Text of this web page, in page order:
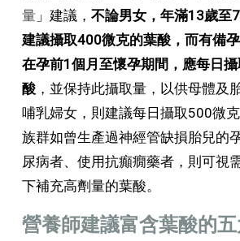
量 」建議， 不論男女，年滿13歲至
建議攝取400微克的葉酸，而有備
在孕前1個月至懷孕期間，應每日
酸 ，並保持此攝取量，以供母體及
哺乳婦女，則建議每日攝取500微
族群如曾生產過神經管缺損胎兒的
尿病者、使用抗癲癇藥者，則可視
下補充高劑量的葉酸。
營養師建議富含葉酸的